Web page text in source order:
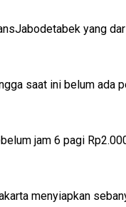
yang
saat ini belum ada
jam 6 pagi
menyiapkan